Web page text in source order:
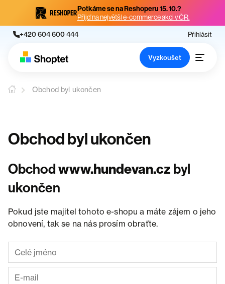
Potkáme se na Reshoperu 15. 10.?
Přijď na největší e-commerce akci v ČR.
+420 604 600 444 Přihlásit
Vyzkoušet
Obchod byl ukončen
Obchod byl ukončen
Obchodwww.hundevan.cz byl
ukončen
Pokud jste majitel tohoto e-shopu a máte zájem o jeho
obnovení, tak se na nás prosím obraťte.